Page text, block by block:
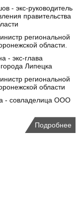
- экс-руководитель
правительства
региональной
области.
- экс-глава
Липецка
региональной
области
- совладелица ООО
Подробнее